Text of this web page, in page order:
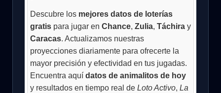
Descubre los mejores datos de loterías
gratispara jugar en Chance, Zulia, Táchiray
Caracas. Actualizamos nuestras
proyecciones diariamente para ofrecerte la
mayor precisión y efectividad en tus jugadas.
Encuentra aquí datos de animalitos de hoy
y resultados en tiempo real de Loto Activo, La